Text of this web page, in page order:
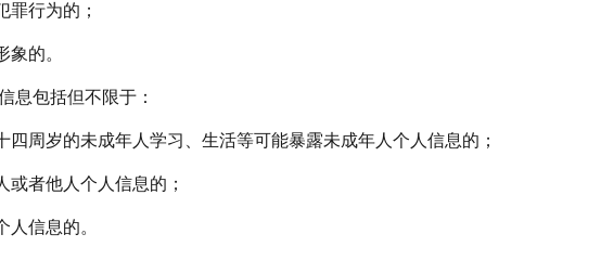
罪行为的；
象的。
息包括但不限于：
四周岁的未成年人学习、生活等可能暴露未成年人个人信息的；
或者他人个人信息的；
人信息的。